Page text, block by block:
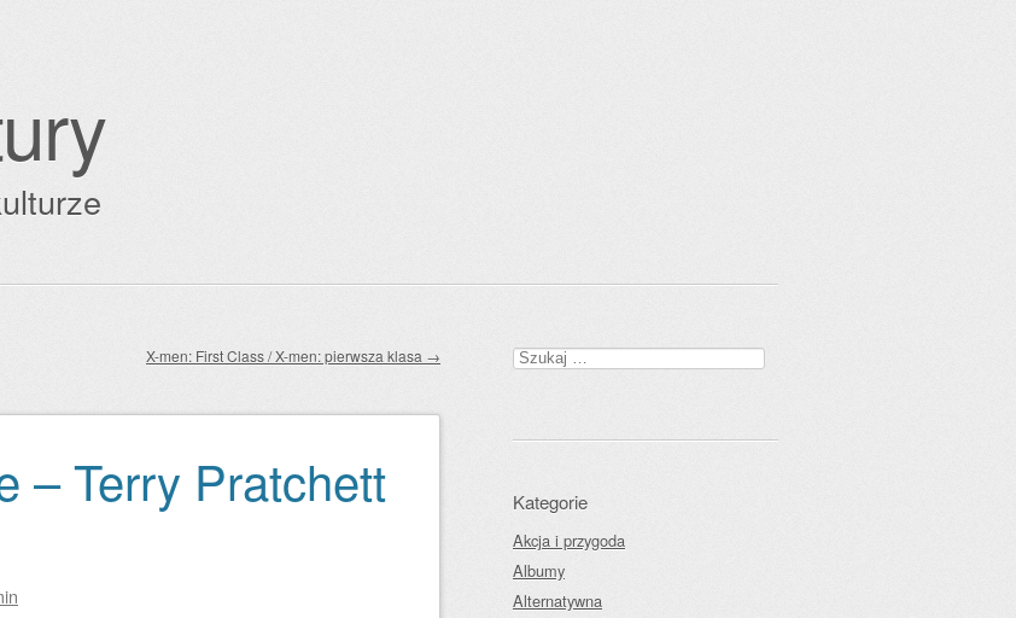
X-men: First Class / X-men: pierwsza klasa →
– Terry Pratchett
Szukaj:
Kategorie
Akcja i przygoda
Albumy
Alternatywna